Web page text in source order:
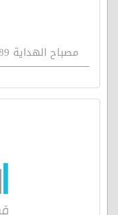
مصباح الهداية 289 - آفات حب الله تعالى